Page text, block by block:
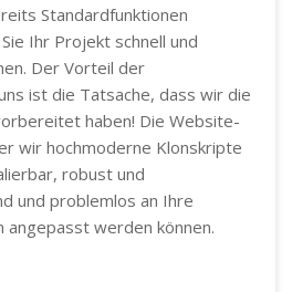
Standardfunktionen
Ihr Projekt schnell und
Der Vorteil der
ist die Tatsache, dass wir die
haben! Die Website-
wir hochmoderne Klonskripte
robust und
und problemlos an Ihre
werden können.